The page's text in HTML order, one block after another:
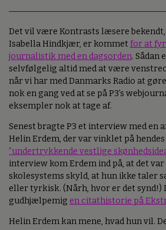
Det vil være Kontrasts læsere bekendt,
Isabella Hindkjær, er kommet for at
journalistik med en dagsorden. Sådan
selvfølgelig altid med at være
når vi har med Danmarks Radio at
nok en gang ved at se på P3’s
eksempler nok at tage af.
Senest bragte P3 et interview med en
Helin Erdem, der var vinklet på
”undertrykkende vestlige
interview kom Erdem ind på, at det var
skolesystems skyld, at hun ikke taler
eller tyrkisk. (Nårh, hvor er det synd!)
gudhjælpemig en citathistorie på
Helin Erdem kan mene, hvad hun vil.